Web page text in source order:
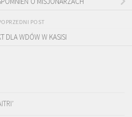
POST
DLA WDÓW W KASISI